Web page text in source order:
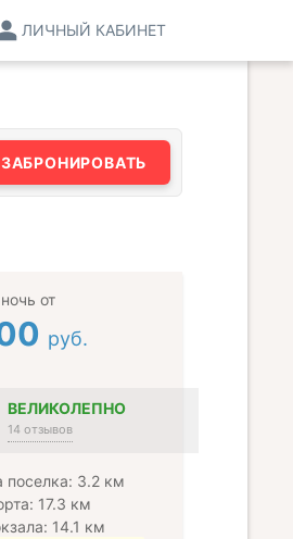
ЛИЧНЫЙ КАБИНЕТ
ЗАБРОНИРОВАТЬ
от
руб.
ВЕЛИКОЛЕПНО
14 отзывов
поселка: 3.2 км
17.3 км
14.1 км